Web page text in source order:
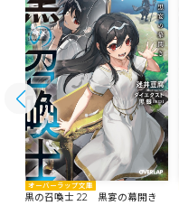
オーバーラップ文庫
黒の召喚士 22 黒宴の幕開き